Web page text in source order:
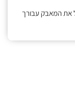
את המאבק עבורך